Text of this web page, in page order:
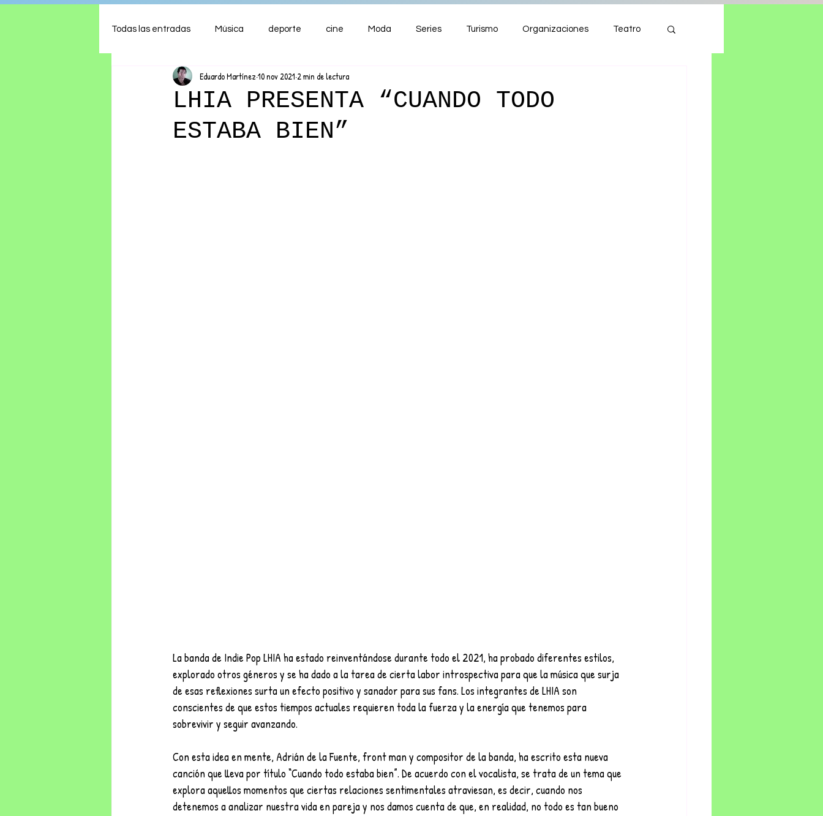
Todas las entradas Música deporte cine Moda Series Turismo Organizaciones Teatro
Shows Comida ENTRETENIMIENTO
Ambiente Hogar Finanzas
LHIA PRESENTA “CUANDO TODO
ESTABA BIEN”
Eduardo Martínez 10 nov 2021 2 min de lectura
La banda de Indie Pop LHIA ha estado reinventándose durante todo el 2021, ha probado diferentes estilos,
explorado otros géneros y se ha dado a la tarea de cierta labor introspectiva para que la música que surja
de esas reflexiones surta un efecto positivo y sanador para sus fans. Los integrantes de LHIA son
conscientes de que estos tiempos actuales requieren toda la fuerza y la energía que tenemos para
sobrevivir y seguir avanzando.
Con esta idea en mente, Adrián de la Fuente, front man y compositor de la banda, ha escrito esta nueva
canción que lleva por título “Cuando todo estaba bien”. De acuerdo con el vocalista, se trata de un tema que
explora aquellos momentos que ciertas relaciones sentimentales atraviesan, es decir, cuando nos
detenemos a analizar nuestra vida en pareja y nos damos cuenta de que, en realidad, no todo es tan bueno